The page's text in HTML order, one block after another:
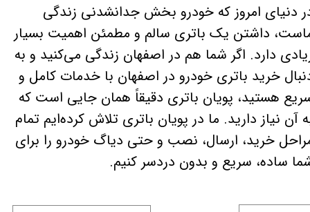
دنیای امروز که خودرو بخش جدانشدنی زندگی
داشتن یک باتری سالم و مطمئن اهمیت بسیار
دارد. اگر شما هم در اصفهان زندگی می‌کنید و به
خرید باتری خودرو در اصفهان با خدمات کامل و
هستید، پویان باتری دقیقاً همان جایی است که
آن نیاز دارید. ما در پویان باتری تلاش کرده‌ایم تمام
خرید، ارسال، نصب و حتی دیاگ خودرو را برای
ساده، سریع و بدون دردسر کنیم.